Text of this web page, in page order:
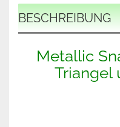
BESCHREIBUNG
Metallic
Triangel